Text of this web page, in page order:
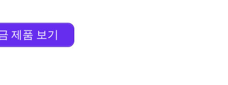
제품 보기